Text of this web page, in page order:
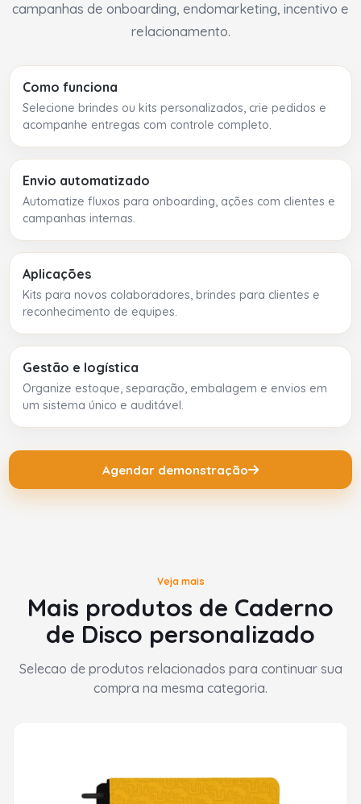
campanhas de onboarding, endomarketing, incentivo e
relacionamento.
Como funciona
Selecione brindes ou kits personalizados, crie pedidos e
acompanhe entregas com controle completo.
Envio automatizado
Automatize fluxos para onboarding, ações com clientes e
campanhas internas.
Aplicações
Kits para novos colaboradores, brindes para clientes e
reconhecimento de equipes.
Gestão e logística
Organize estoque, separação, embalagem e envios em
um sistema único e auditável.
Agendar demonstração
Veja mais
Mais produtos de Caderno
de Disco personalizado
Selecao de produtos relacionados para continuar sua
compra na mesma categoria.